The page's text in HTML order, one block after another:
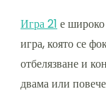
Игра 21 е
игра, която се
отбелязване и
двама или